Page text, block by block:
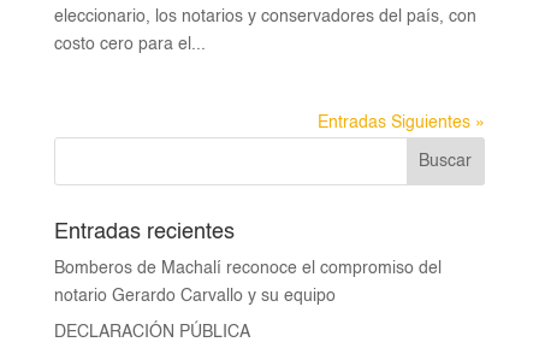
eleccionario, los notarios y conservadores del país, con
costo cero para el...
Entradas Siguientes »
Entradas recientes
Bomberos de Machalí reconoce el compromiso del
notario Gerardo Carvallo y su equipo
DECLARACIÓN PÚBLICA